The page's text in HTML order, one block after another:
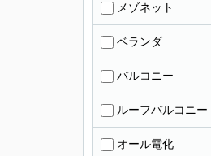
メゾネット
ベランダ
バルコニー
ルーフバルコニー
オール電化